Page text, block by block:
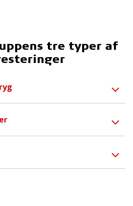
tre typer af